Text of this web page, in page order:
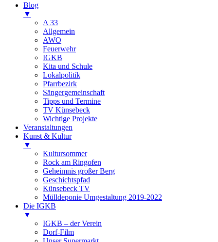
Blog
▼
A 33
Allgemein
AWO
Feuerwehr
IGKB
Kita und Schule
Lokalpolitik
Pfarrbezirk
Sängergemeinschaft
Tipps und Termine
TV Künsebeck
Wichtige Projekte
Veranstaltungen
Kunst & Kultur
▼
Kultursommer
Rock am Ringofen
Geheimnis großer Berg
Geschichtspfad
Künsebeck TV
Mülldeponie Umgestaltung 2019-2022
Die IGKB
▼
IGKB – der Verein
Dorf-Film